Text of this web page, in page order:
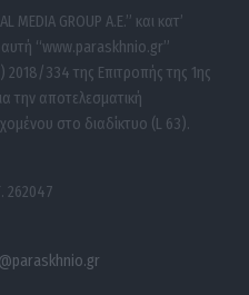
MEDIA GROUP A.E.” και κατ’
αυτή “www.paraskhnio.gr”
334 της Επιτροπής της 1ης
την αποτελεσματική
στο διαδίκτυο (L 63).
262047